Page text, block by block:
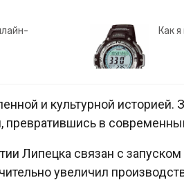
Как
и культурной историей.
превратившись в
Липецка связан с запуском
увеличил